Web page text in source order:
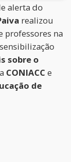
alerta do
realizou
professores na
sobre o
CONIACC e
de